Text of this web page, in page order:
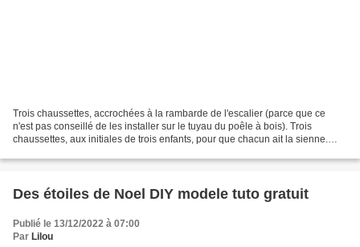
Trois chaussettes, accrochées à la rambarde de l'escalier (parce que ce
n'est pas conseillé de les installer sur le tuyau du poêle à bois). Trois
chaussettes, aux initiales de trois enfants, pour que chacun ait la sienne.
Des étoiles de Noel DIY modele tuto gratuit
Publié le 13/12/2022 à 07:00
Par Lilou